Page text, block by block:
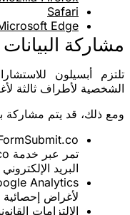
Safari
Edge
مشاركة البيانات
تلتزم أبسيلون
الشخصية لأطراف ثالثة
ومع ذلك، قد يتم مشاركة
البريد الإلكتروني
Analytics
لأغراض إحصائية
الالتزامات